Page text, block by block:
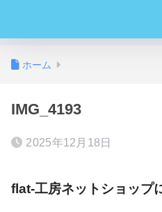
ホーム
IMG_4193
2025年12月18日
flat-工房ネットショップ